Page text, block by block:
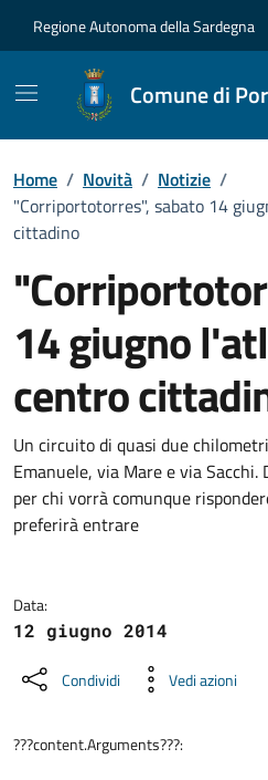
Regione Autonoma della Sardegna
Comune di
Home / Novità / Notizie /
"Corriportotorres", sabato 14
cittadino
14 giugno
centro
Dettagli della
Un circuito di quasi due
Emanuele, via Mare e via Sacchi.
per chi vorrà comunque
preferirà entrare
Data:
12 giugno 2014
Condividi Vedi azioni
???content.Arguments???: